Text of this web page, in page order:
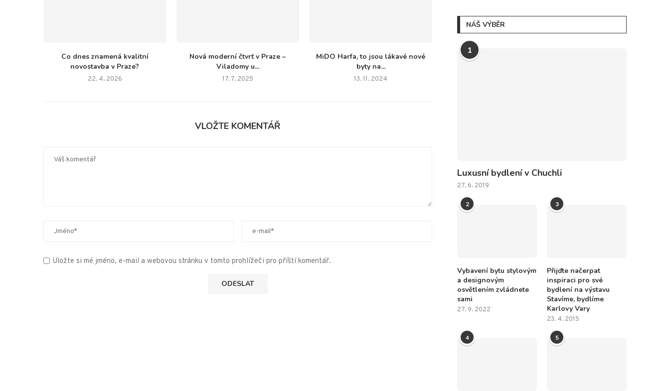
Co dnes znamená kvalitní
novostavba v Praze?
22. 4. 2026
Nová moderní čtvrť v Praze –
Viladomy u...
17. 7. 2025
MiDO Harfa, to jsou lákavé nové
byty na...
13. 11. 2024
VLOŽTE KOMENTÁŘ
Uložte si mé jméno, e-mail a webovou stránku v tomto prohlížeči pro příští komentář.
NÁŠ VÝBĚR
1
Luxusní bydlení v Chuchli
27. 6. 2019
2
Vybavení bytu stylovým
a designovým
osvětlením zvládnete
sami
27. 9. 2022
3
Přijďte načerpat
inspiraci pro své
bydlení na výstavu
Stavíme, bydlíme
Karlovy Vary
23. 4. 2015
4 5